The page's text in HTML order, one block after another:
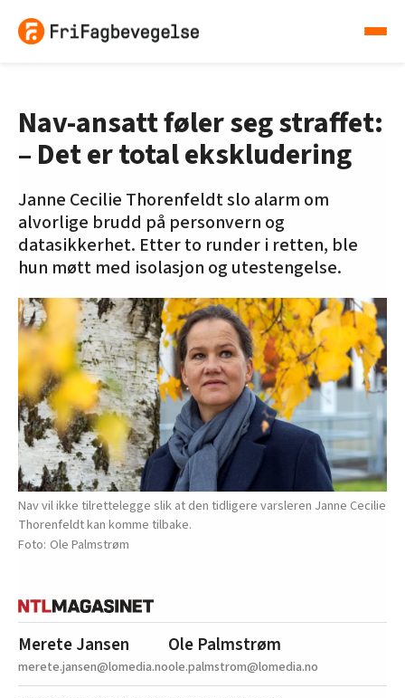
Nav-ansatt føler seg straffet:
– Det er total ekskludering
Janne Cecilie Thorenfeldt slo alarm om
alvorlige brudd på personvern og
datasikkerhet. Etter to runder i retten, ble
hun møtt med isolasjon og utestengelse.
Nav vil ikke tilrettelegge slik at den tidligere varsleren Janne Cecilie
Thorenfeldt kan komme tilbake.
Ole Palmstrøm
Merete Jansen
merete.jansen@lomedia.no
Ole Palmstrøm
ole.palmstrom@lomedia.no